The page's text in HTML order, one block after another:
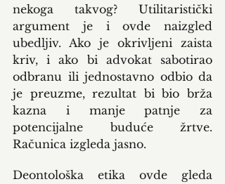
nekoga takvog? Utilitaristički
argument je i ovde naizgled
ubedljiv. Ako je okrivljeni zaista
kriv, i ako bi advokat sabotirao
odbranu ili jednostavno odbio da
je preuzme, rezultat bi bio brža
kazna i manje patnje za
potencijalne buduće žrtve.
Računica izgleda jasno.
Deontološka etika ovde gleda